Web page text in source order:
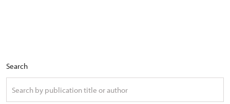
Search